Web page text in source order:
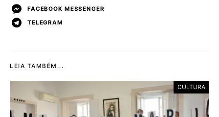
FACEBOOK MESSENGER
TELEGRAM
LEIA TAMBÉM...
CULTURA